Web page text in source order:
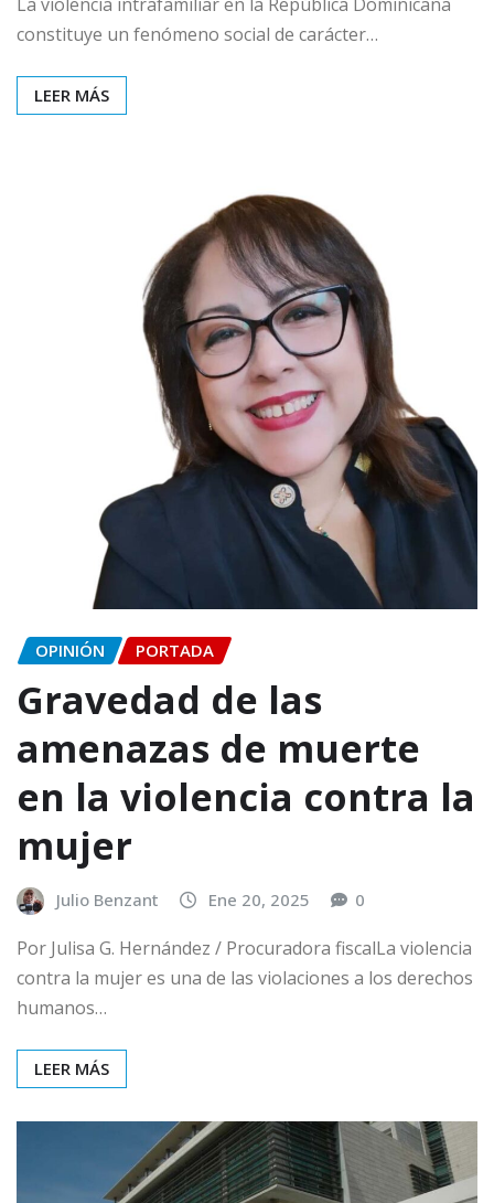
constituye un fenómeno social de carácter…
LEER MÁS
OPINIÓN PORTADA
Gravedad de las
amenazas de muerte
en la violencia contra la
mujer
Julio Benzant Ene 20, 2025 0
Por Julisa G. Hernández / Procuradora fiscalLa violencia
contra la mujer es una de las violaciones a los derechos
humanos…
LEER MÁS